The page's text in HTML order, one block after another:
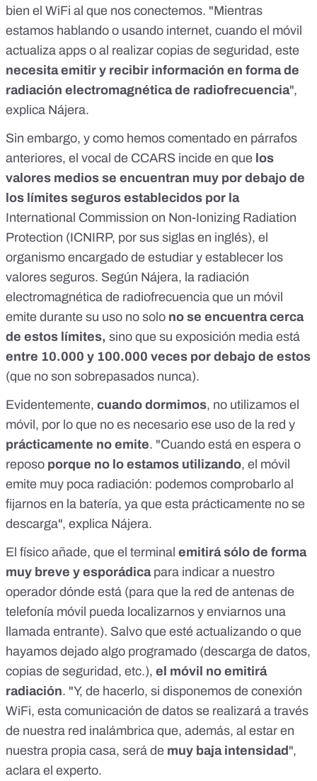
bien el WiFi al que nos conectemos. "Mientras
estamos hablando o usando internet, cuando el móvil
actualiza apps o al realizar copias de seguridad, este
necesita emitir y recibir información en forma de
radiación electromagnética de radiofrecuencia",
explica Nájera.
Sin embargo, y como hemos comentado en párrafos
anteriores, el vocal de CCARS incide en que los
valores medios se encuentran muy por debajo de
los límites seguros establecidos por la
International Commission on Non-Ionizing Radiation
Protection (ICNIRP, por sus siglas en inglés), el
organismo encargado de estudiar y establecer los
valores seguros. Según Nájera, la radiación
electromagnética de radiofrecuencia que un móvil
emite durante su uso no solo no se encuentra cerca
de estos límites, sino que su exposición media está
entre 10.000 y 100.000 veces por debajo de estos
(que no son sobrepasados nunca).
Evidentemente, cuando dormimos, no utilizamos el
móvil, por lo que no es necesario ese uso de la red y
prácticamente no emite. "Cuando está en espera o
reposo porque no lo estamos utilizando, el móvil
emite muy poca radiación: podemos comprobarlo al
fijarnos en la batería, ya que esta prácticamente no se
descarga", explica Nájera.
El físico añade, que el terminal emitirá sólo de forma
muy breve y esporádicapara indicar a nuestro
operador dónde está (para que la red de antenas de
telefonía móvil pueda localizarnos y enviarnos una
llamada entrante). Salvo que esté actualizando o que
hayamos dejado algo programado (descarga de datos,
copias de seguridad, etc.), el móvil no emitirá
radiación. "Y, de hacerlo, si disponemos de conexión
WiFi, esta comunicación de datos se realizará a través
de nuestra red inalámbrica que, además, al estar en
nuestra propia casa, será de muy baja intensidad ",
aclara el experto.